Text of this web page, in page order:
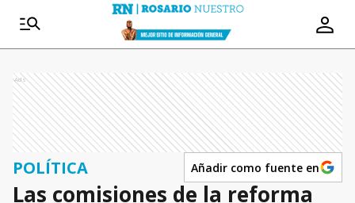
Ads
POLÍTICA Añadir como fuente en
Las comisiones de la reforma